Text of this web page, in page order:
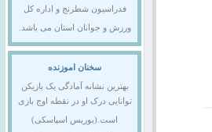
فدراسیون شطرنج و اداره کل
ورزش و جوانان استان می باشد.
سخنان اموزنده
بهترین نشانه آمادگی یک بازیکن
توانایی درک او در نقطه اوج بازی
است.(بوریس اسپاسکی)